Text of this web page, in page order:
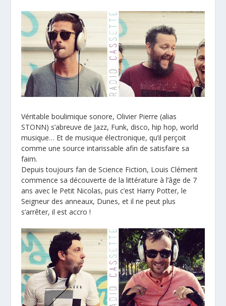
Véritable boulimique sonore, Olivier Pierre (alias
STONN) s’abreuve de Jazz, Funk, disco, hip hop, world
musique… Et de musique électronique, qu’il perçoit
comme une source intarissable afin de satisfaire sa
faim.
Depuis toujours fan de Science Fiction, Louis Clément
commence sa découverte de la littérature à l’âge de 7
ans avec le Petit Nicolas, puis c’est Harry Potter, le
Seigneur des anneaux, Dunes, et il ne peut plus
s’arrêter, il est accro !